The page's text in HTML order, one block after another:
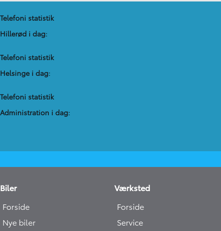
Telefoni statistik
Hillerød i dag:
Telefoni statistik
Helsinge i dag:
Telefoni statistik
Administration​ i dag:
Biler
Forside
Nye biler
Værksted
Forside
Service